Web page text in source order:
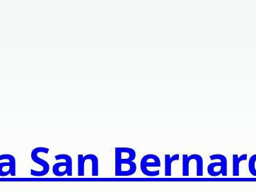
San